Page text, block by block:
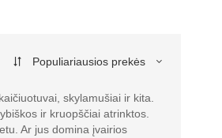
Populiariausios prekės
skylamušiai ir kita.
ir kruopščiai atrinktos.
Ar jus domina įvairios